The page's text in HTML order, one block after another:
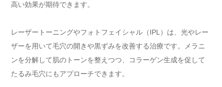
高い効果が期待できます。
レーザートーニングやフォトフェイシャル（IPL）は、光やレー
ザーを用いて毛穴の開きや黒ずみを改善する治療です。メラニ
ンを分解して肌のトーンを整えつつ、コラーゲン生成を促して
たるみ毛穴にもアプローチできます。